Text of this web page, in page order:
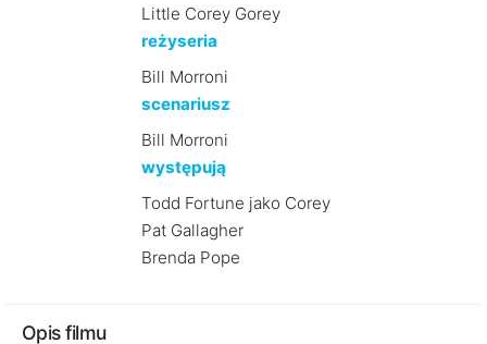
Little Corey Gorey
reżyseria
Bill Morroni
scenariusz
Bill Morroni
występują
Todd Fortune jako Corey
Pat Gallagher
Brenda Pope
Opis filmu